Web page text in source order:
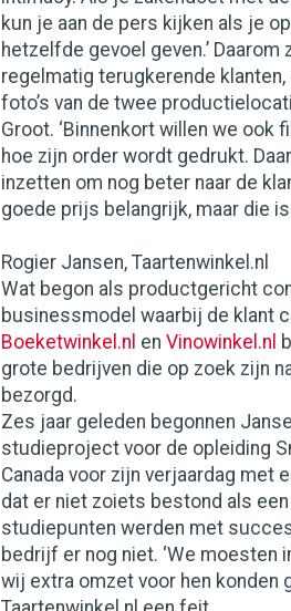
kun je aan de pers kijken als je
hetzelfde gevoel geven.’
regelmatig terugkerende
foto’s van de twee
Groot. ‘Binnenkort willen we ook
hoe zijn order wordt gedrukt.
inzetten om nog beter naar de
goede prijs belangrijk, maar die
Rogier Jansen, Taartenwinkel.nl
Wat begon als productgericht
businessmodel waarbij de klant
Boeketwinkel.nl en Vinowinkel.nl
grote bedrijven die op zoek zijn
bezorgd.
Zes jaar geleden begonnen
studieproject voor de opleiding
Canada voor zijn verjaardag met
dat er niet zoiets bestond als
studiepunten werden met
bedrijf er nog niet. ‘We moesten
wij extra omzet voor hen konden